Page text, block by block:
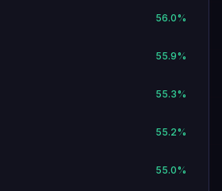
56.0%
55.9%
55.3%
55.2%
55.0%